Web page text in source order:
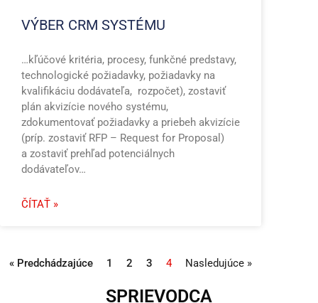
VÝBER CRM SYSTÉMU
…kľúčové kritéria, procesy, funkčné predstavy,
technologické požiadavky, požiadavky na
kvalifikáciu dodávateľa, rozpočet), zostaviť
plán akvizície nového systému,
zdokumentovať požiadavky a priebeh akvizície
(príp. zostaviť RFP – Request for Proposal)
a zostaviť prehľad potenciálnych
dodávateľov…
ČÍTAŤ »
« Predchádzajúce 1 2 3 4 Nasledujúce »
SPRIEVODCA